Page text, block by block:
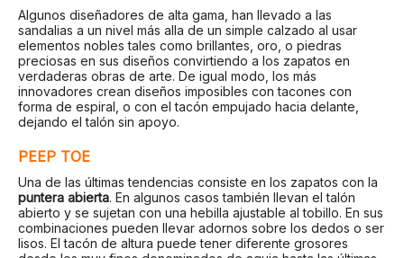
Algunos diseñadores de alta gama, han llevado a las
sandalias a un nivel más alla de un simple calzado al usar
elementos nobles tales como brillantes, oro, o piedras
preciosas en sus diseños convirtiendo a los zapatos en
verdaderas obras de arte. De igual modo, los más
innovadores crean diseños imposibles con tacones con
forma de espiral, o con el tacón empujado hacia delante,
dejando el talón sin apoyo.
PEEP TOE
Una de las últimas tendencias consiste en los zapatos con la
puntera abierta. En algunos casos también llevan el talón
abierto y se sujetan con una hebilla ajustable al tobillo. En sus
combinaciones pueden llevar adornos sobre los dedos o ser
lisos. El tacón de altura puede tener diferente grosores